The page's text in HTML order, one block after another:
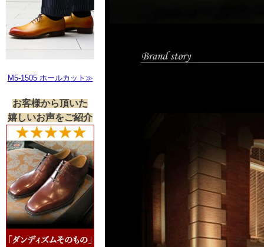
M5-1505 ホールカット≫
お客様から頂いた
嬉しいお声をご紹介